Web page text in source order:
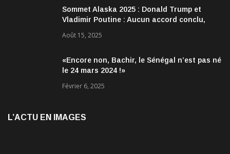
Sommet Alaska 2025 : Donald Trump et
Vladimir Poutine : Aucun accord conclu,
encourageantes
Août 15, 2025
«Encore non, Bachir, le Sénégal n’est pas né
le 24 mars 2024 !»
Février 6, 2025
L’ACTU EN IMAGES